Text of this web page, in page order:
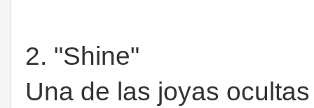
2. "Shine"
Una de las joyas